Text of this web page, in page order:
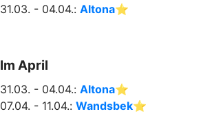
31.03. - 04.04.: Altona⭐
Im April
31.03. - 04.04.: Altona⭐
07.04. - 11.04.: Wandsbek⭐